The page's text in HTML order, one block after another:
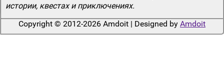
истории, квестах и приключениях.
Copyright © 2012-2026 Amdoit | Designed by Amdoit